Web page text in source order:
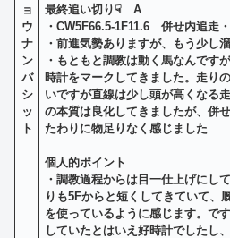
ョ
ウ
ナ
ン
バ
シ
ッ
ト
最終追い切り☟ A
・CW5F66.5-1F11.6 併せ内追走
・前進気勢ありますが、もう少し
・もともと調教は動く馬なんです
時計をマークしてきました。走り
いですが直線は少し頭が高くなる
の本質は良化してきましたが、併
たわりに物足りなく感じました
個人的ポイント
・調教過程からは目一仕上げにし
りも5Fからと短くしてきていて、
を使っているように感じます。で
していたとはいえ好時計でしたし